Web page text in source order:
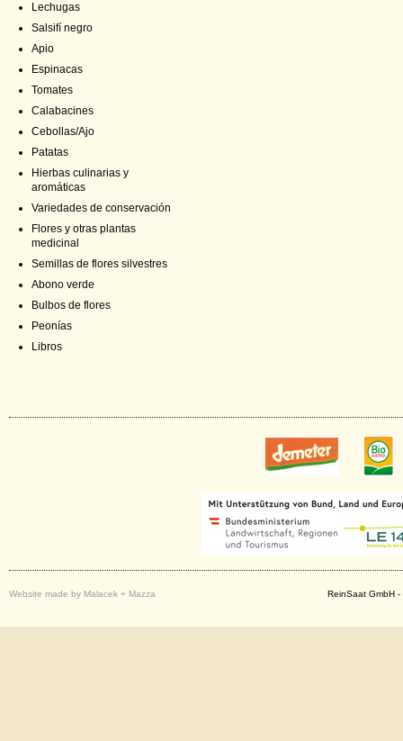
Lechugas
Salsifí negro
Apio
Espinacas
Tomates
Calabacines
Cebollas/Ajo
Patatas
Hierbas culinarias y
aromáticas
Variedades de conservación
Flores y otras plantas
medicinal
Semillas de flores silvestres
Abono verde
Bulbos de flores
Peonías
Libros
Website made by Malacek + Mazza ReinSaat GmbH